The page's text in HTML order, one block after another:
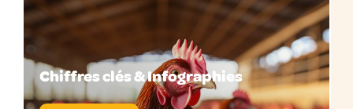
Chiffres clés & Infographies